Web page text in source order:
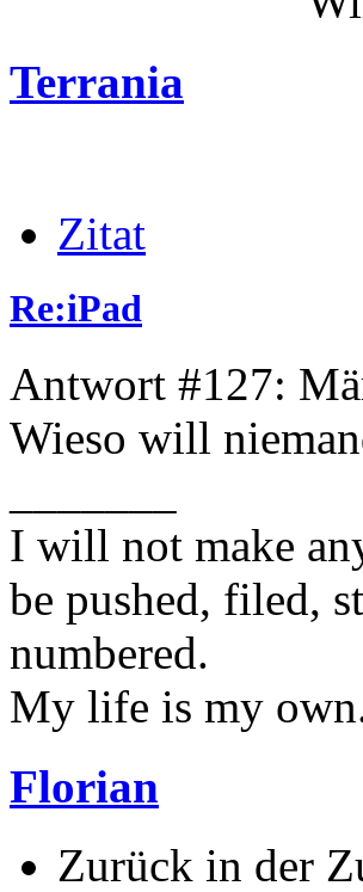
Terrania
Zitat
Re:iPad
Antwort #127:
Wieso will
I will not make
be pushed, filed,
numbered.
My life is my
Florian
Zurück in der